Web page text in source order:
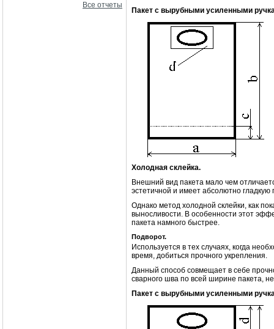
Все отчеты
Пакет с вырубными усиленными
Холодная склейка.
Внешний вид пакета мало чем
эстетичной и имеет абсолютно
Однако метод холодной склейки, как
выносливости. В особенности этот
пакета намного быстрее.
Подворот.
Используется в тех случаях, когда
время, добиться прочного укрепления.
Данный способ совмещает в себе
сварного шва по всей ширине пакета,
Пакет с вырубными усиленными